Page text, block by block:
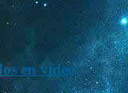
en vídeo